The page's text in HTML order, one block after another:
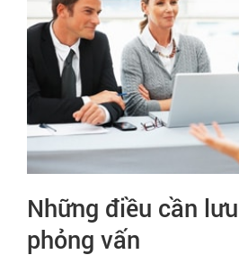
Những điều cần
phỏng vấn